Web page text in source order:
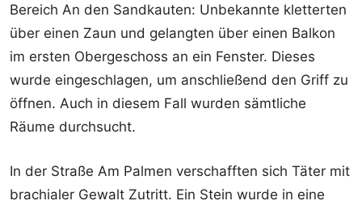
Bereich An den Sandkauten: Unbekannte kletterten
über einen Zaun und gelangten über einen Balkon
im ersten Obergeschoss an ein Fenster. Dieses
wurde eingeschlagen, um anschließend den Griff zu
öffnen. Auch in diesem Fall wurden sämtliche
Räume durchsucht.
In der Straße Am Palmen verschafften sich Täter mit
brachialer Gewalt Zutritt. Ein Stein wurde in eine